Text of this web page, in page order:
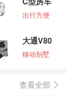
出行方便
大通V80
移动别墅
查看全部